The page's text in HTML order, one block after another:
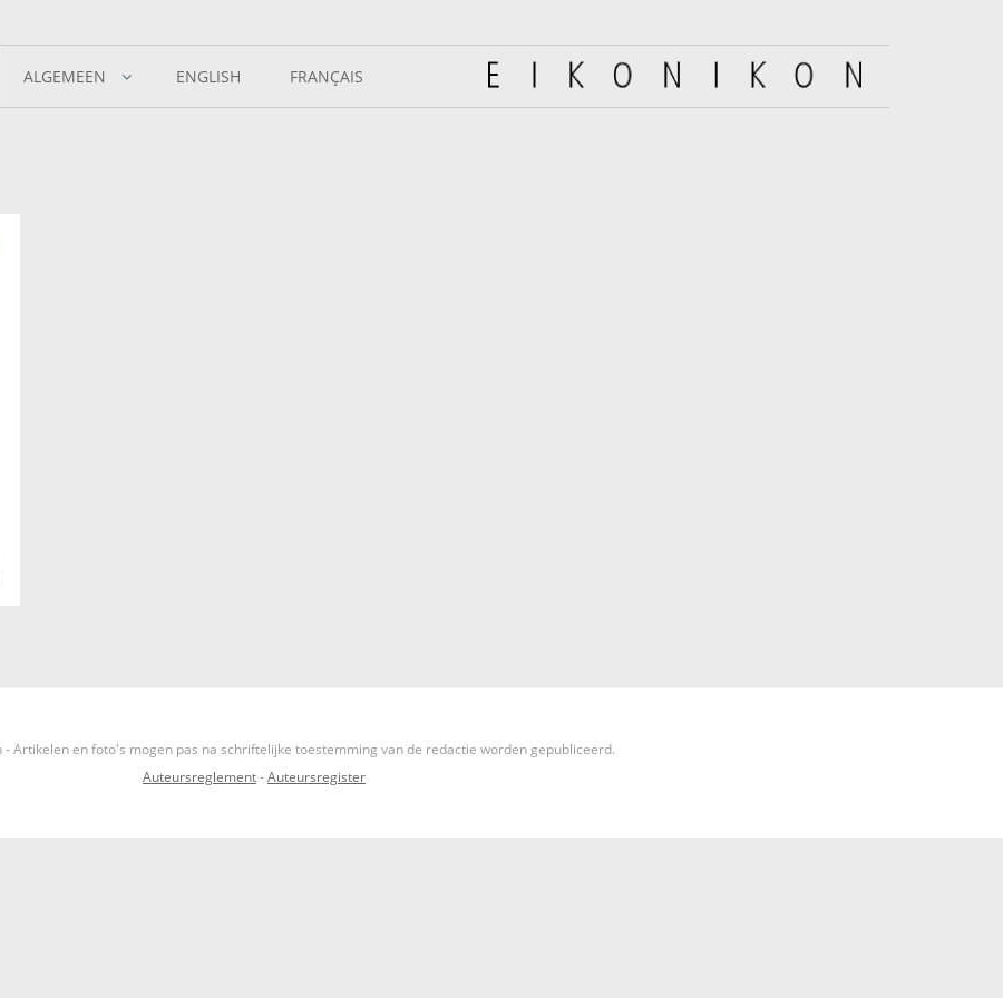
ALGEMEEN ENGLISH FRANÇAIS
- Artikelen en foto's mogen pas na schriftelijke toestemming van de redactie worden gepubliceerd.
Auteursreglement-Auteursregister